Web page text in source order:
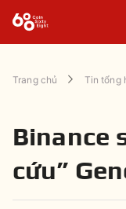
Trang chủ Tin tổng
Binance
cứu”